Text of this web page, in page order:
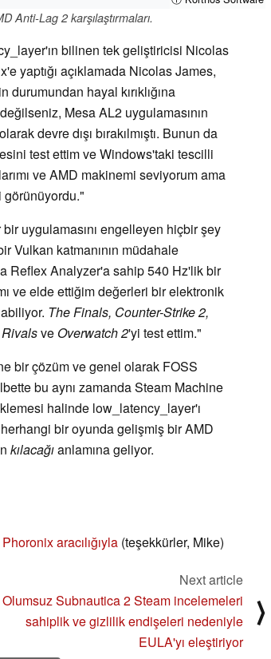
Anti-Lag 2 karşılaştırmaları.
bilinen tek geliştiricisi Nicolas
yaptığı açıklamada Nicolas James,
hayal kırıklığına
Mesa AL2 uygulamasının
devre dışı bırakılmıştı. Bunun da
test ettim ve Windows'taki tescilli
ve AMD makinemi seviyorum ama
uygulamasını engelleyen hiçbir şey
Vulkan katmanının müdahale
Reflex Analyzer'a sahip 540 Hz'lik bir
ve elde ettiğim değerleri bir elektronik
The Finals, Counter-Strike 2,
ve Overwatch 2'yi test ettim."
bir çözüm ve genel olarak FOSS
bu aynı zamanda Steam Machine
halinde low_latency_layer'ı
bir oyunda gelişmiş bir AMD
kılacağıanlamına geliyor.
Phoronix aracılığıyla (teşekkürler, Mike)
Next article
Olumsuz Subnautica 2 Steam incelemeleri
sahiplik ve gizlilik endişeleri nedeniyle
EULA'yı eleştiriyor
⟩